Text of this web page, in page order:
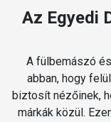
Az Egyedi
A fülbemászó
abban, hogy
biztosít nézőinek,
márkák közül.